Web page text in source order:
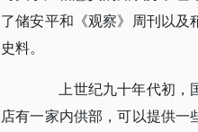
了储安平和《观察》周刊以
史料。
上世纪九十年代初，国
店有一家内供部，可以提供